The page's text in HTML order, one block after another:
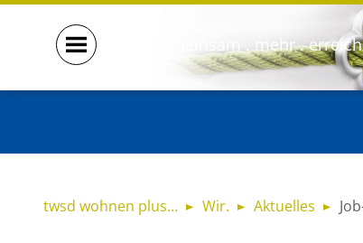
gemeinsam . mehr .
twsd wohnen plus… Wir. Aktuelles